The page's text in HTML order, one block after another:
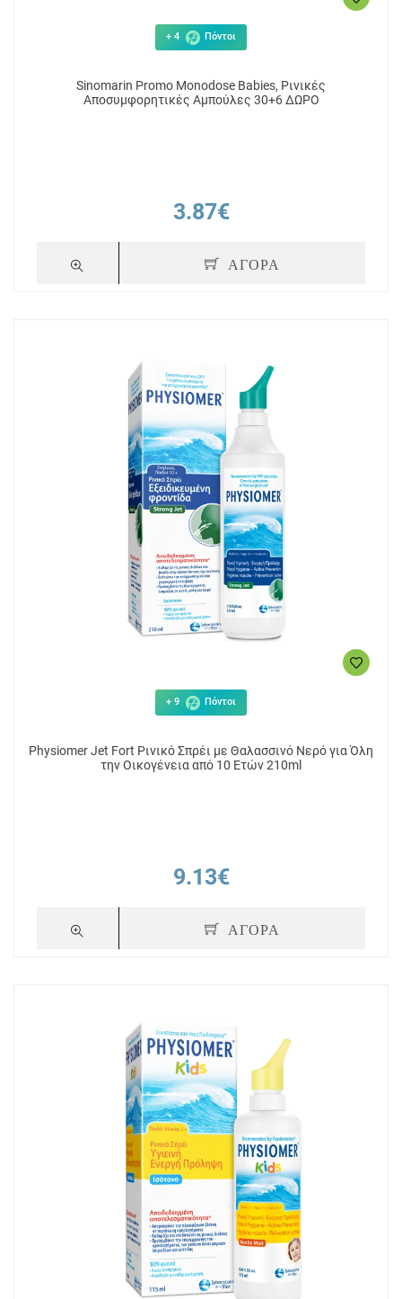
+ 4 Πόντοι
Sinomarin Promo Monodose Babies, Ρινικές
Αποσυμφορητικές Αμπούλες 30+6 ΔΩΡΟ
3.87€
ΑΓΟΡΑ
+ 9 Πόντοι
Physiomer Jet Fort Ρινικό Σπρέι με Θαλασσινό Νερό για Όλη
την Οικογένεια από 10 Ετών 210ml
9.13€
ΑΓΟΡΑ